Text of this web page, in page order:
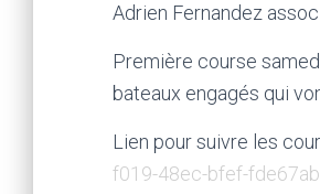
Adrien Fernandez
Première course
bateaux engagés qui
Lien pour suivre les
f019-48ec-bfef-